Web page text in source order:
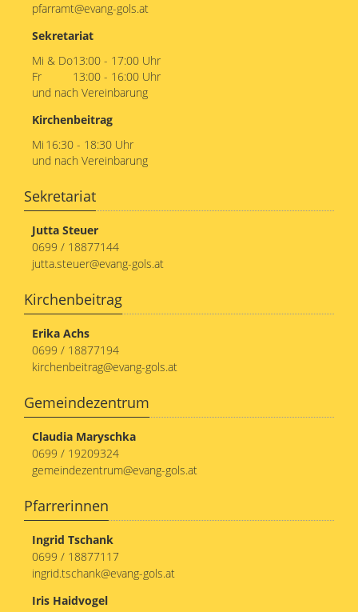
17
18
21
22
pfarramt@evang-gols.at
Sekretariat
Mi & Do13:00 - 17:00 Uhr
Fr
13:00 - 16:00 Uhr
und nach Vereinbarung
Kirchenbeitrag
Mi 16:30 - 18:30 Uhr
und nach Vereinbarung
Sekretariat
Jutta Steuer
0699 / 18877144
jutta.steuer@evang-gols.at
Kirchenbeitrag
Erika Achs
0699 / 18877194
kirchenbeitrag@evang-gols.at
Gemeindezentrum
Claudia Maryschka
0699 / 19209324
gemeindezentrum@evang-gols.at
Pfarrerinnen
Ingrid Tschank
0699 / 18877117
ingrid.tschank@evang-gols.at
Iris Haidvogel